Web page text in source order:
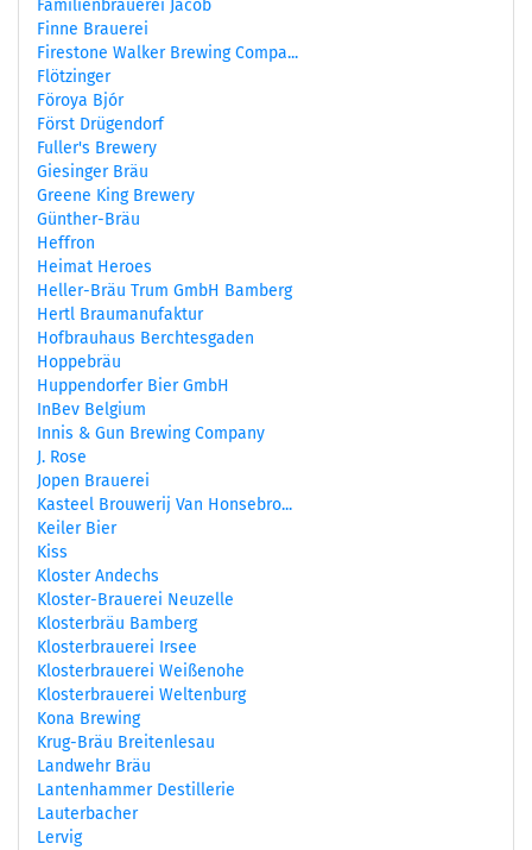
Familienbrauerei Jacob
Finne Brauerei
Firestone Walker Brewing Compa...
Flötzinger
Föroya Bjór
Först Drügendorf
Fuller's Brewery
Giesinger Bräu
Greene King Brewery
Günther-Bräu
Heffron
Heimat Heroes
Heller-Bräu Trum GmbH Bamberg
Hertl Braumanufaktur
Hofbrauhaus Berchtesgaden
Hoppebräu
Huppendorfer Bier GmbH
InBev Belgium
Innis & Gun Brewing Company
J. Rose
Jopen Brauerei
Kasteel Brouwerij Van Honsebro...
Keiler Bier
Kiss
Kloster Andechs
Kloster-Brauerei Neuzelle
Klosterbräu Bamberg
Klosterbrauerei Irsee
Klosterbrauerei Weißenohe
Klosterbrauerei Weltenburg
Kona Brewing
Krug-Bräu Breitenlesau
Landwehr Bräu
Lantenhammer Destillerie
Lauterbacher
Lervig